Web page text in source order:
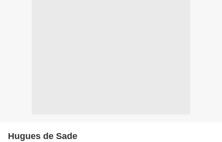
Hugues de Sade